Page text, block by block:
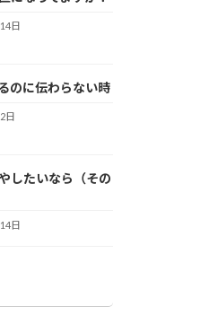
日
のに伝わらない時
日
したいなら（その
日